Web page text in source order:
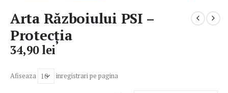
Arta Războiului PSI –
Protecția
34,90lei
Afiseaza inregistrari pe pagina